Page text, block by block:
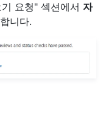
요청" 섹션에서 자
니다.